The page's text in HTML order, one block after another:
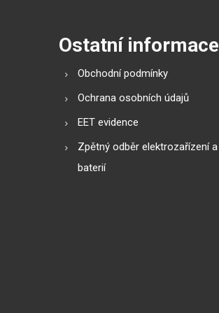
Ostatní informace
Obchodní podmínky
Ochrana osobních údajů
EET evidence
Zpětný odběr elektrozařízení a
baterií